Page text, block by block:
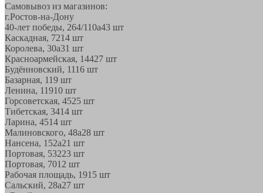
Самовывоз из магазинов:
г.Ростов-на-Дону
40-лет победы, 264/110а43 шт
Каскадная, 7214 шт
Королева, 30а31 шт
Красноармейская, 14427 шт
Будённовский, 1116 шт
Базарная, 119 шт
Ленина, 11910 шт
Горсоветская, 4525 шт
Тибетская, 3414 шт
Ларина, 4514 шт
Малиновского, 48а28 шт
Нансена, 152а21 шт
Портовая, 53223 шт
Портовая, 7012 шт
Рабочая площадь, 1915 шт
Сальский, 28a27 шт